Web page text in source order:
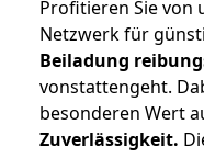
Profitieren Sie von
Netzwerk für
Beiladung
vonstattengeht.
besonderen Wert
Zuverlässigkeit.